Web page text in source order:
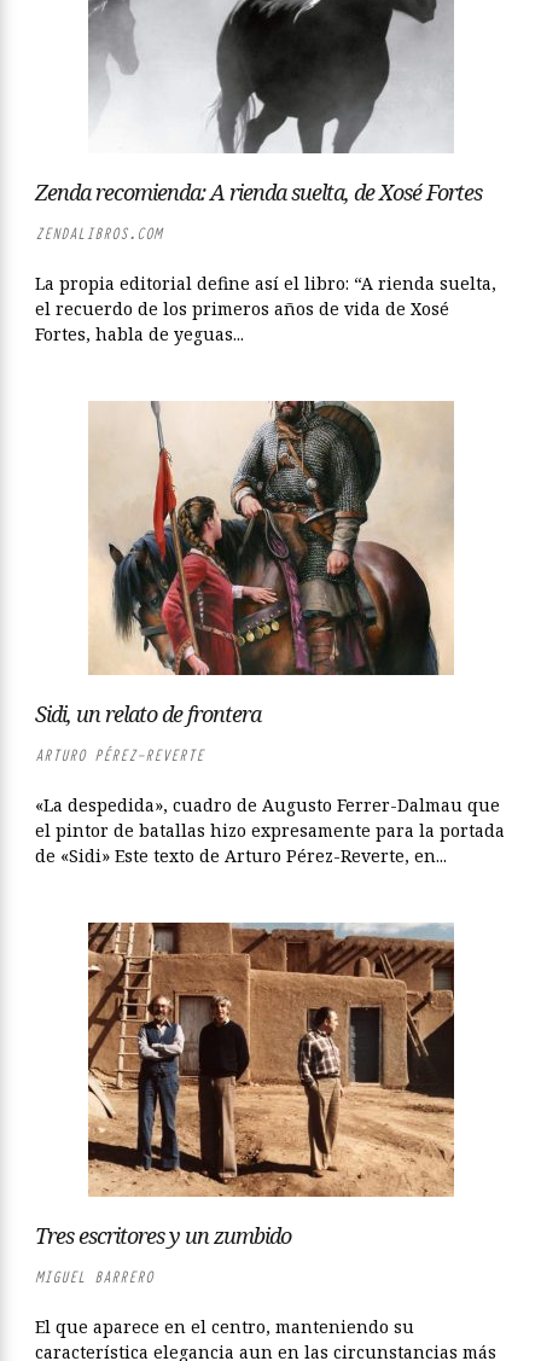
Zenda recomienda: A rienda suelta, de Xosé Fortes
ZENDALIBROS.COM
La propia editorial define así el libro: “A rienda suelta,
el recuerdo de los primeros años de vida de Xosé
Fortes, habla de yeguas...
Sidi, un relato de frontera
ARTURO PÉREZ-REVERTE
«La despedida», cuadro de Augusto Ferrer-Dalmau que
el pintor de batallas hizo expresamente para la portada
de «Sidi» Este texto de Arturo Pérez-Reverte, en...
Tres escritores y un zumbido
MIGUEL BARRERO
El que aparece en el centro, manteniendo su
característica elegancia aun en las circunstancias más